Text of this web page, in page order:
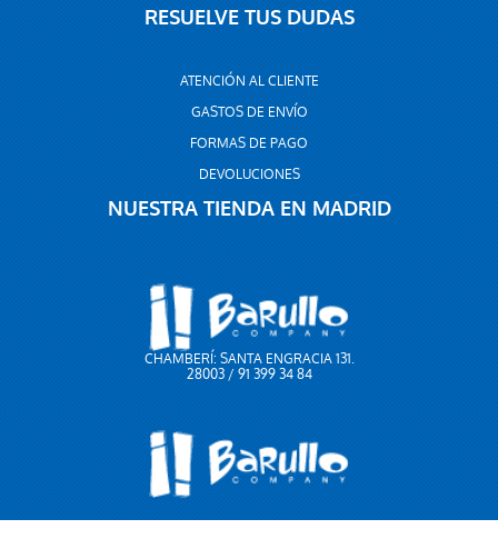
RESUELVE TUS DUDAS
ATENCIÓN AL CLIENTE
GASTOS DE ENVÍO
FORMAS DE PAGO
DEVOLUCIONES
NUESTRA TIENDA EN MADRID
CHAMBERÍ: SANTA ENGRACIA 131.
28003 / 91 399 34 84